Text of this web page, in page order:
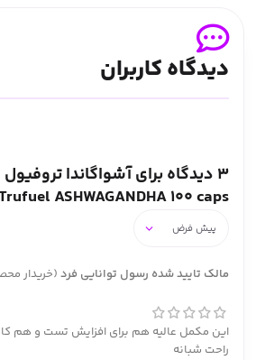
دیدگاه کاربران
3 دیدگاه برای
ASHWAGANDHA 100 caps
مالک تایید شده رسول توانایی فرد(خریدار
این مکمل عالیه هم برای افزایش تست و هم
راحت شبانه